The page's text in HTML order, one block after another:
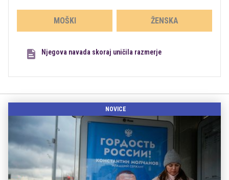
MOŠKI ŽENSKA
Njegova navada skoraj uničila razmerje
NOVICE